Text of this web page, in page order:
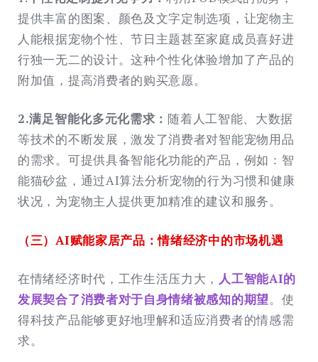
提供丰富的图案、颜色及文字定制选项，让宠物主
人能根据宠物个性、节日主题甚至家庭成员喜好进
行独一无二的设计。这种个性化体验增加了产品的
附加值，提高消费者的购买意愿。
2.满足智能化多元化需求： 随着人工智能、大数据
等技术的不断发展，激发了消费者对智能宠物用品
的需求。可提供具备智能化功能的产品，例如：智
能猫砂盆，通过AI算法分析宠物的行为习惯和健康
状况，为宠物主人提供更加精准的建议和服务。
（三）AI赋能家居产品：情绪经济中的市场机遇
在情绪经济时代，工作生活压力大， 人工智能AI的
发展契合了消费者对于自身情绪被感知的期望。使
得科技产品能够更好地理解和适应消费者的情感需
求。